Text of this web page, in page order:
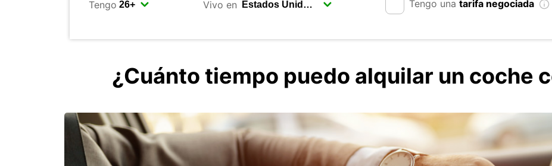
Tengo Vivo en Tengo una tarifa negociada
¿Cuánto tiempo puedo alquilar un coche